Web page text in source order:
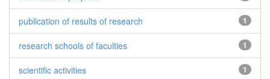
1
publication of results of research
1
research schools of faculties
1
scientific activities